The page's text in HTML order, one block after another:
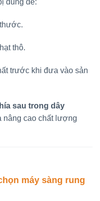
dùng để:
thô.
trước khi đưa vào sản
sau trong dây
nâng cao chất lượng
máy sàng rung